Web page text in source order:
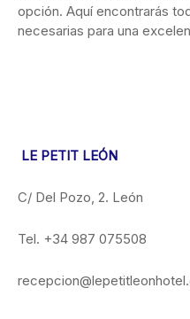
opción. Aquí encontrarás
necesarias para una
LE PETIT LEÓN
C/ Del Pozo, 2. León
Tel. +34 987 075508